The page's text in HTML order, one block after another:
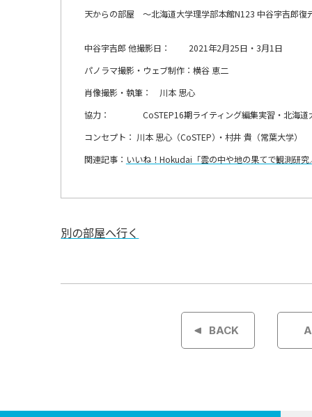
天からの部屋 ～北海道大学理学部本館N123 中谷宇吉郎復
中谷宇吉郎 他撮影日： 2021年2月25日・3月1日
パノラマ撮影・ウェブ制作：横谷 恵二
肖像撮影・執筆： 川本 思心
協力： CoSTEP16期ライティング編集実習・北海道大
コンセプト： 川本 思心（CoSTEP） ・村井 貴（常葉大学）
関連記事： いいね！Hokudai「雲の中や地の果てで観測研
別の部屋へ行く
投
BACK